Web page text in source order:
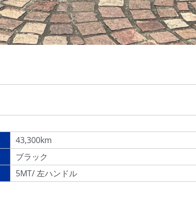
43,300km
ブラック
5MT/ 左ハンドル